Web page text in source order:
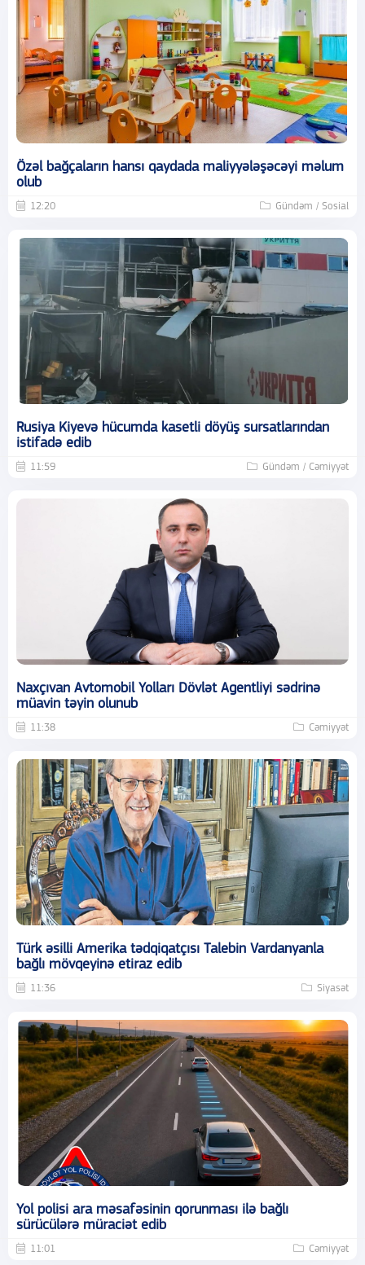
Özəl bağçaların hansı qaydada maliyyələşəcəyi məlum
olub
12:20 Gündəm / Sosial
Rusiya Kiyevə hücumda kasetli döyüş sursatlarından
istifadə edib
11:59 Gündəm / Cəmiyyət
Naxçıvan Avtomobil Yolları Dövlət Agentliyi sədrinə
müavin təyin olunub
11:38 Cəmiyyət
Türk əsilli Amerika tədqiqatçısı Talebin Vardanyanla
bağlı mövqeyinə etiraz edib
11:36 Siyasət
Yol polisi ara məsafəsinin qorunması ilə bağlı
sürücülərə müraciət edib
11:01 Cəmiyyət